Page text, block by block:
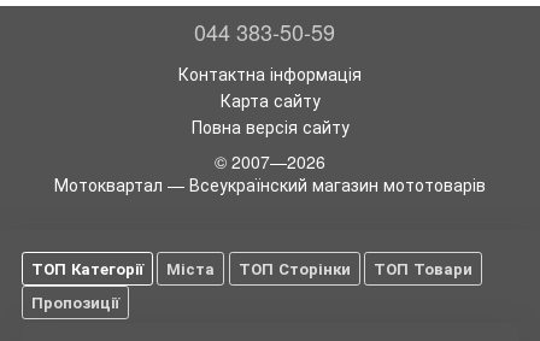
044 383-50-59
Контактна інформація
Карта сайту
Повна версія сайту
© 2007—2026
Мотоквартал — Всеукраїнский магазин мототоварів
ТОП Категорії Міста ТОП Сторінки
ТОП Товари
Пропозиції